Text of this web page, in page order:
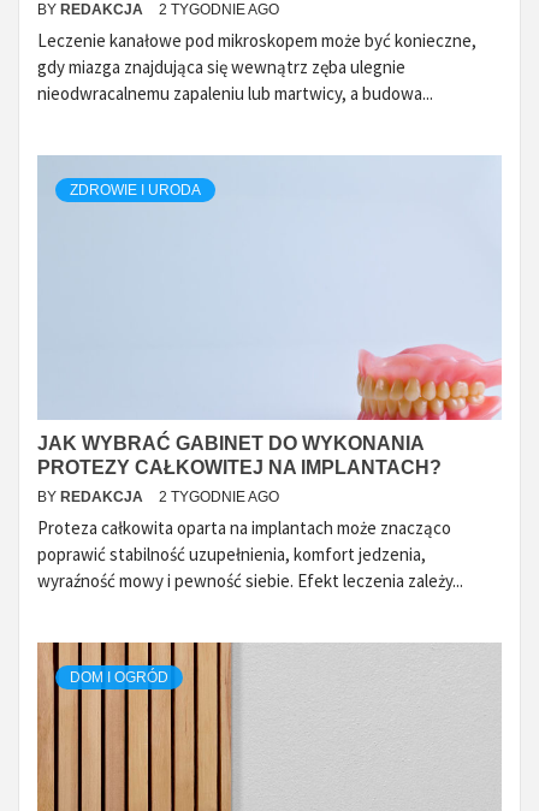
BY REDAKCJA 2 TYGODNIE AGO
Leczenie kanałowe pod mikroskopem może być konieczne,
gdy miazga znajdująca się wewnątrz zęba ulegnie
nieodwracalnemu zapaleniu lub martwicy, a budowa...
ZDROWIE I URODA
JAK WYBRAĆ GABINET DO WYKONANIA
PROTEZY CAŁKOWITEJ NA IMPLANTACH?
BY REDAKCJA 2 TYGODNIE AGO
Proteza całkowita oparta na implantach może znacząco
poprawić stabilność uzupełnienia, komfort jedzenia,
wyraźność mowy i pewność siebie. Efekt leczenia zależy...
DOM I OGRÓD